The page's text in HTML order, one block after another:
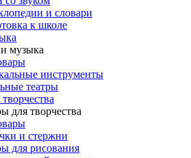
и словари
к школе
музыка
инструменты
театры
для творчества
и стержни
для рисования